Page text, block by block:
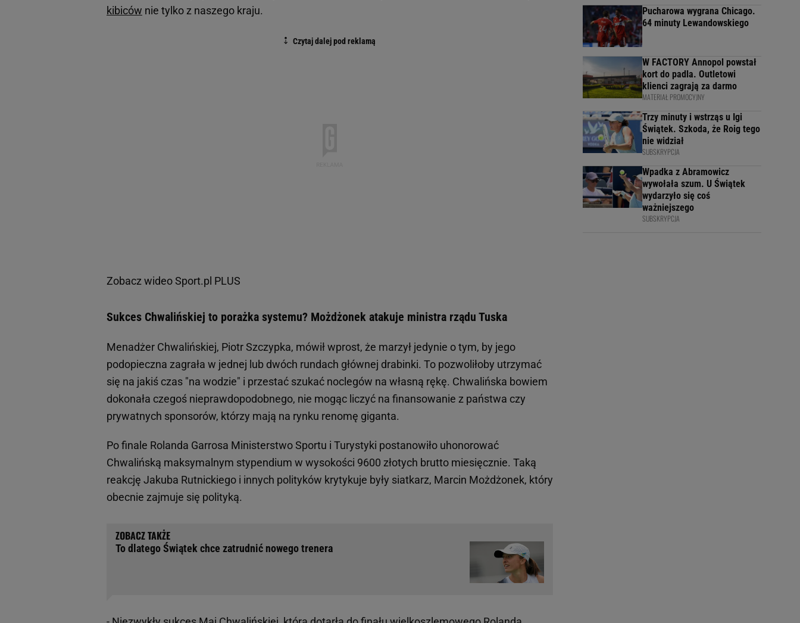
kibiców nie tylko z naszego kraju.
Zobacz wideoSport.pl PLUS
Sukces Chwalińskiej to porażka systemu? Możdżonek atakuje ministra rządu Tuska
Menadżer Chwalińskiej, Piotr Szczypka, mówił wprost, że marzył jedynie o tym, by jego
podopieczna zagrała w jednej lub dwóch rundach głównej drabinki. To pozwoliłoby utrzymać
się na jakiś czas "na wodzie" i przestać szukać noclegów na własną rękę. Chwalińska bowiem
dokonała czegoś nieprawdopodobnego, nie mogąc liczyć na finansowanie z państwa czy
prywatnych sponsorów, którzy mają na rynku renomę giganta.
Po finale Rolanda Garrosa Ministerstwo Sportu i Turystyki postanowiło uhonorować
Chwalińską maksymalnym stypendium w wysokości 9600 złotych brutto miesięcznie. Taką
reakcję Jakuba Rutnickiego i innych polityków krytykuje były siatkarz, Marcin Możdżonek, który
obecnie zajmuje się polityką.
To dlatego Świątek chce zatrudnić nowego trenera
Pucharowa wygrana Chicago.
64 minuty Lewandowskiego
W FACTORY Annopol powstał
kort do padla. Outletowi
klienci zagrają za darmo
MATERIAŁ PROMOCYJNY
Trzy minuty i wstrząs u Igi
Świątek. Szkoda, że Roig tego
nie widział
SUBSKRYPCJA
Wpadka z Abramowicz
wywołała szum. U Świątek
wydarzyło się coś
ważniejszego
SUBSKRYPCJA